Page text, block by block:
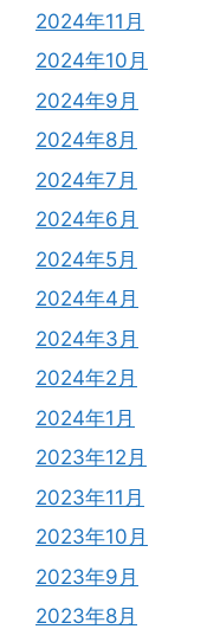
2024年11月
2024年10月
2024年9月
2024年8月
2024年7月
2024年6月
2024年5月
2024年4月
2024年3月
2024年2月
2024年1月
2023年12月
2023年11月
2023年10月
2023年9月
2023年8月